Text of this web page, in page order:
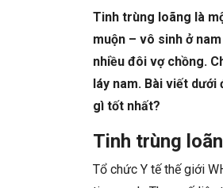
Tinh trùng loãng là
muộn – vô sinh ở
nhiều đôi vợ chồng.
láy nam. Bài viết
gì tốt nhất?
Tinh trùng
Tổ chức Y tế thế giới